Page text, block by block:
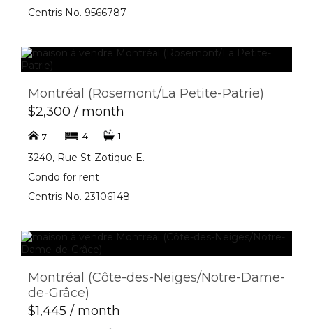
Centris No. 9566787
Montréal (Rosemont/La Petite-Patrie)
$2,300 / month
7 4 1
3240, Rue St-Zotique E.
Condo for rent
Centris No. 23106148
Montréal (Côte-des-Neiges/Notre-Dame-
de-Grâce)
$1,445 / month